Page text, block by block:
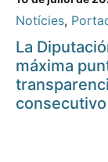
Notícies,
La
máxima
consecutivo